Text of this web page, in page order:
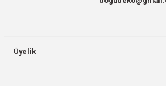
Üyelik